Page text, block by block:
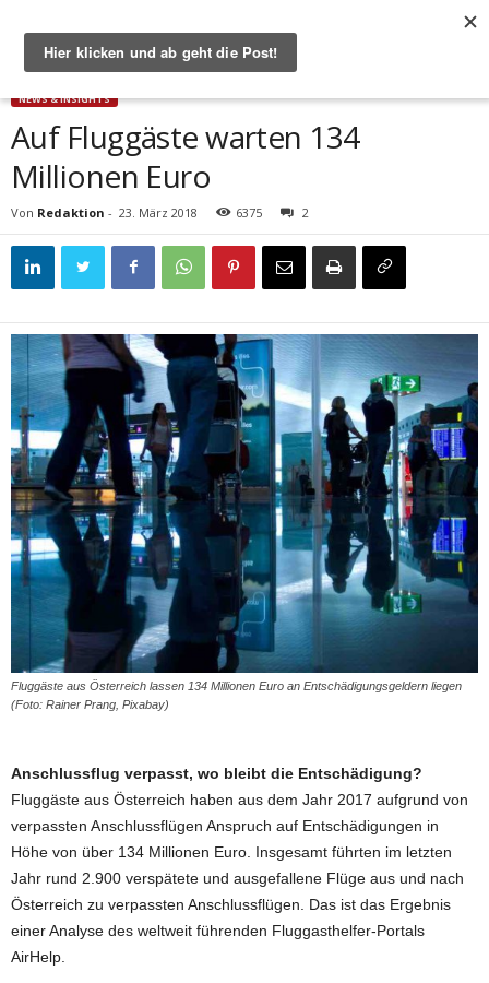
Start News & Insights Auf Fluggäste warten 134 Millionen Euro
NEWS & INSIGHTS
Auf Fluggäste warten 134
Millionen Euro
Von Redaktion - 23. März 2018 6375 2
Fluggäste aus Österreich lassen 134 Millionen Euro an Entschädigungsgeldern liegen
(Foto: Rainer Prang, Pixabay)
Anschlussflug verpasst, wo bleibt die Entschädigung?
Fluggäste aus Österreich haben aus dem Jahr 2017 aufgrund von
verpassten Anschlussflügen Anspruch auf Entschädigungen in
Höhe von über 134 Millionen Euro. Insgesamt führten im letzten
Jahr rund 2.900 verspätete und ausgefallene Flüge aus und nach
Österreich zu verpassten Anschlussflügen. Das ist das Ergebnis
einer Analyse des weltweit führenden Fluggasthelfer-Portals
AirHelp.